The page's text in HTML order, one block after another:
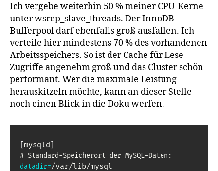
Ich vergebe weiterhin 50 % meiner CPU-Kerne
unter wsrep_slave_threads. Der InnoDB-
Bufferpool darf ebenfalls groß ausfallen. Ich
verteile hier mindestens 70 % des vorhandenen
Arbeitsspeichers. So ist der Cache für Lese-
Zugriffe angenehm groß und das Cluster schön
performant. Wer die maximale Leistung
herauskitzeln möchte, kann an dieser Stelle
noch einen Blick in die Doku werfen.
mysqld
# Standard-Speicherort der MySQL-Daten:
datadir=